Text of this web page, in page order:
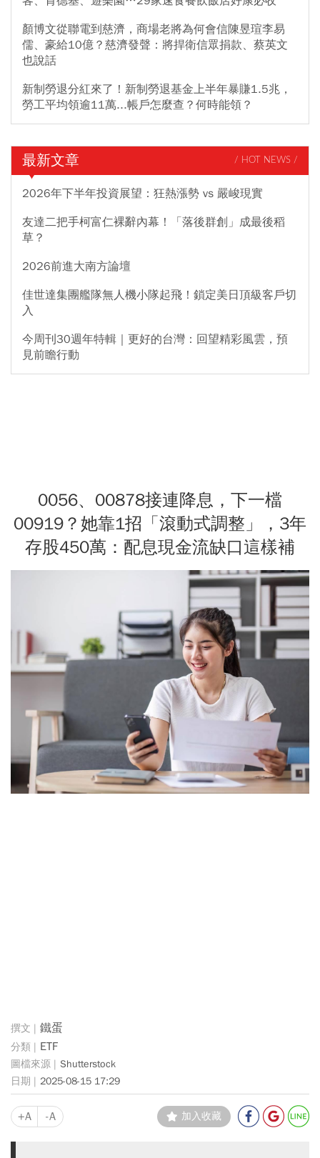
顏博文從聯電到慈濟，商場老將為何會信陳昱瑄李易
儒、豪給10億？慈濟發聲：將捍衛信眾捐款、蔡英文
也說話
新制勞退分紅來了！新制勞退基金上半年暴賺1.5兆，
勞工平均領逾11萬...帳戶怎麼查？何時能領？
最新文章 / HOT NEWS /
2026年下半年投資展望：狂熱漲勢 vs 嚴峻現實
友達二把手柯富仁裸辭內幕！「落後群創」成最後稻
草？
2026前進大南方論壇
佳世達集團艦隊無人機小隊起飛！鎖定美日頂級客戶切
入
今周刊30週年特輯｜更好的台灣：回望精彩風雲，預
見前瞻行動
0056、00878接連降息，下一檔
00919？她靠1招「滾動式調整」，3年
存股450萬：配息現金流缺口這樣補
鐵蛋
ETF
Shutterstock
2025-08-15 17:29
+A -A 加入收藏